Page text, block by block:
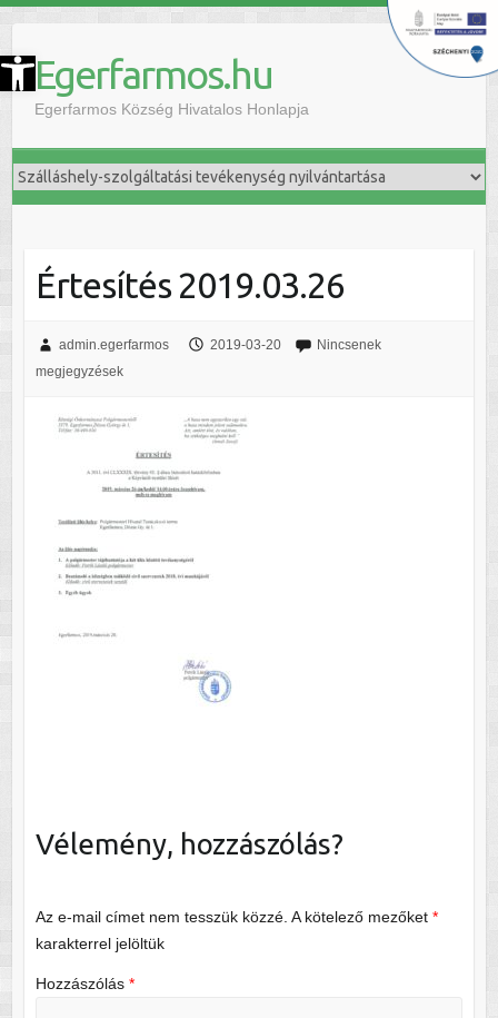
Eszköztár megnyitása Egerfarmos.hu
Egerfarmos Község Hivatalos Honlapja
Értesítés 2019.03.26
admin.egerfarmos 2019-03-20
Nincsenek
megjegyzések
Vélemény, hozzászólás?
Az e-mail címet nem tesszük közzé. A kötelező mezőket *
karakterrel jelöltük
Hozzászólás *